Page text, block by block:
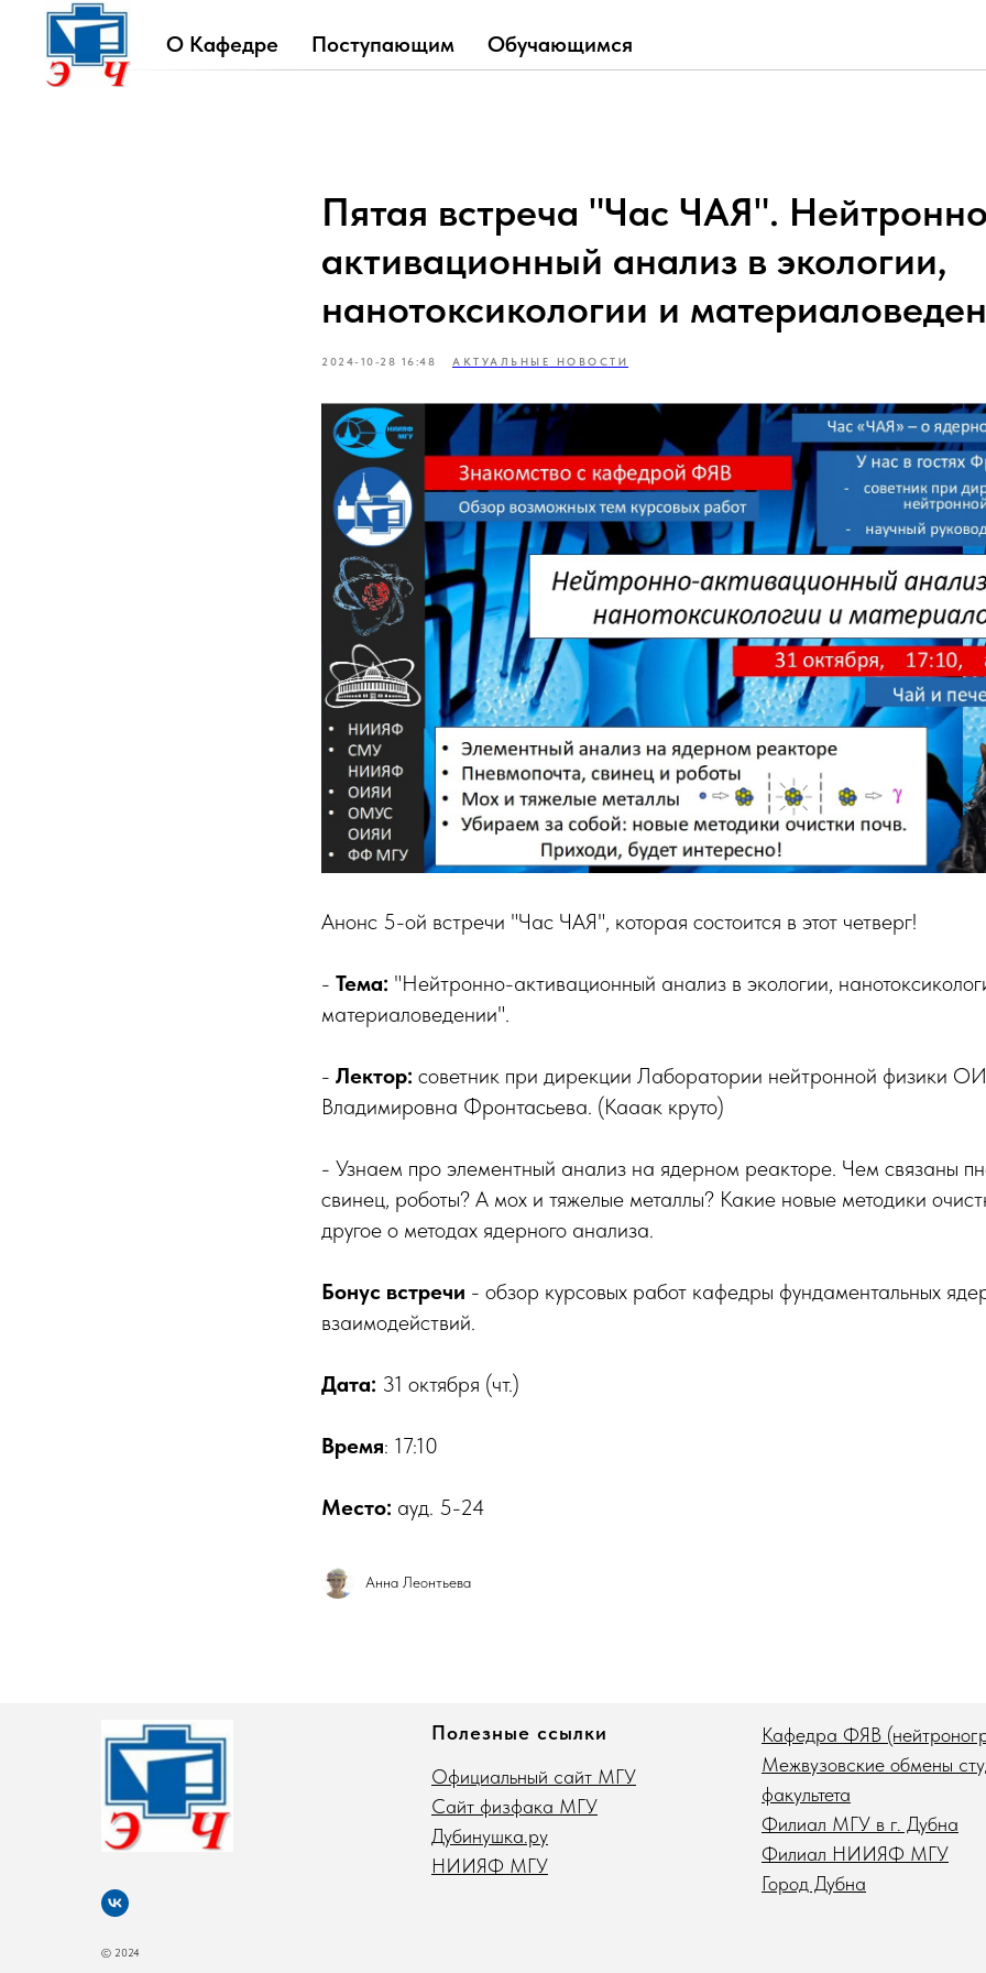
О Кафедре Поступающим Обучающимся
Пятая встреча "Час ЧАЯ".
активационный анализ в экологии,
нанотоксикологии и
2024-10-28 16:48 АКТУАЛЬНЫЕ НОВОСТИ
Анонс 5-ой встречи "Час ЧАЯ", которая состоится в этот четверг!
- Тема: "Нейтронно-активационный анализ в экологии,
материаловедении".
- Лектор: советник при дирекции Лаборатории нейтронной физики
Владимировна Фронтасьева. (Кааак круто)
- Узнаем про элементный анализ на ядерном реакторе. Чем связаны
свинец, роботы? А мох и тяжелые металлы? Какие новые методики
другое о методах ядерного анализа.
Бонус встречи - обзор курсовых работ кафедры фундаментальных
взаимодействий.
Дата: 31 октября (чт.)
Время: 17:10
Место: ауд. 5-24
Анна Леонтьева
© 2024
Полезные ссылки
Официальный сайт МГУ
Сайт физфака МГУ
Дубинушка.ру
НИИЯФ МГУ
Кафедра ФЯВ
Межвузовские обмены
факультета
Филиал МГУ в г. Дубна
Филиал НИИЯФ МГУ
Город Дубна